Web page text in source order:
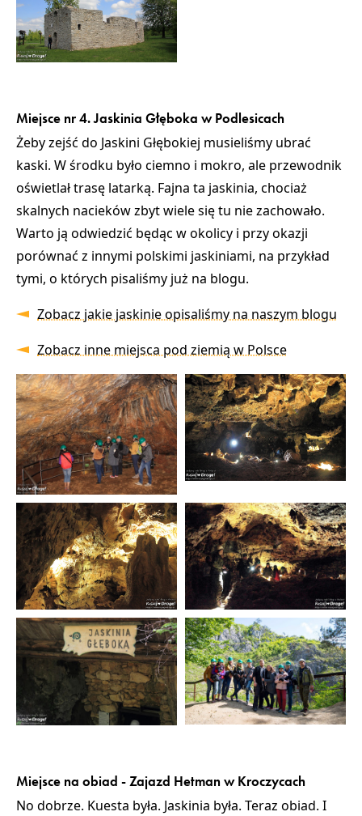
Miejsce nr 4. Jaskinia Głęboka w Podlesicach
Żeby zejść do Jaskini Głębokiej musieliśmy ubrać
kaski. W środku było ciemno i mokro, ale przewodnik
oświetlał trasę latarką. Fajna ta jaskinia, chociaż
skalnych nacieków zbyt wiele się tu nie zachowało.
Warto ją odwiedzić będąc w okolicy i przy okazji
porównać z innymi polskimi jaskiniami, na przykład
tymi, o których pisaliśmy już na blogu.
Zobacz jakie jaskinie opisaliśmy na naszym blogu
Zobacz inne miejsca pod ziemią w Polsce
Miejsce na obiad - Zajazd Hetman w Kroczycach
No dobrze. Kuesta była. Jaskinia była. Teraz obiad. I